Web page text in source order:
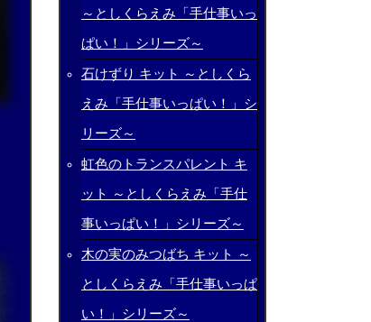
～としくらえみ「手仕事いっ
ぱい！」シリーズ～
石けずり キット ～としくら
えみ「手仕事いっぱい！」シ
リーズ～
虹色のトランスパレント キ
ット ～としくらえみ「手仕
事いっぱい！」シリーズ～
木の実のみつばち キット ～
としくらえみ「手仕事いっぱ
い！」シリーズ～